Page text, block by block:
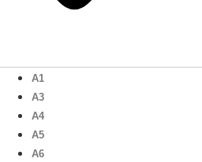
A1
A3
A4
A5
A6